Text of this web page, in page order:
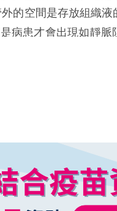
的空間是存放組織
病患才會出現如靜脈